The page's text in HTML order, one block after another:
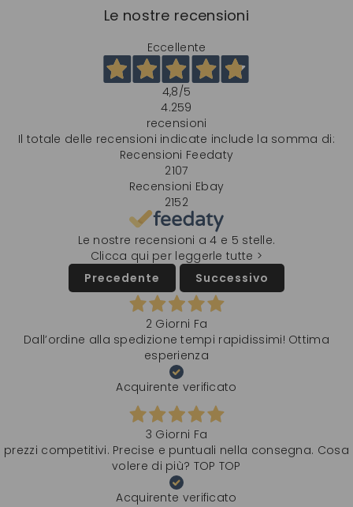
Le nostre recensioni
Eccellente
4,8/5
4.259
recensioni
Il totale delle recensioni indicate include la somma di:
Recensioni Feedaty
2107
Recensioni Ebay
2152
Le nostre recensioni a 4 e 5 stelle.
Clicca qui per leggerle tutte >
Precedente
Successivo
2 Giorni Fa
Dall’ordine alla spedizione tempi rapidissimi! Ottima
esperienza
Acquirente verificato
3 Giorni Fa
prezzi competitivi. Precise e puntuali nella consegna. Cosa
volere di più? TOP TOP
Acquirente verificato